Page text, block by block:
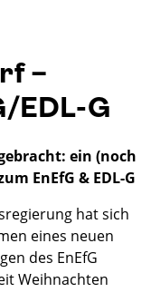
–
EDL-G
ein (noch
EnEfG & EDL-G
hat sich
eines neuen
des EnEfG
Weihnachten